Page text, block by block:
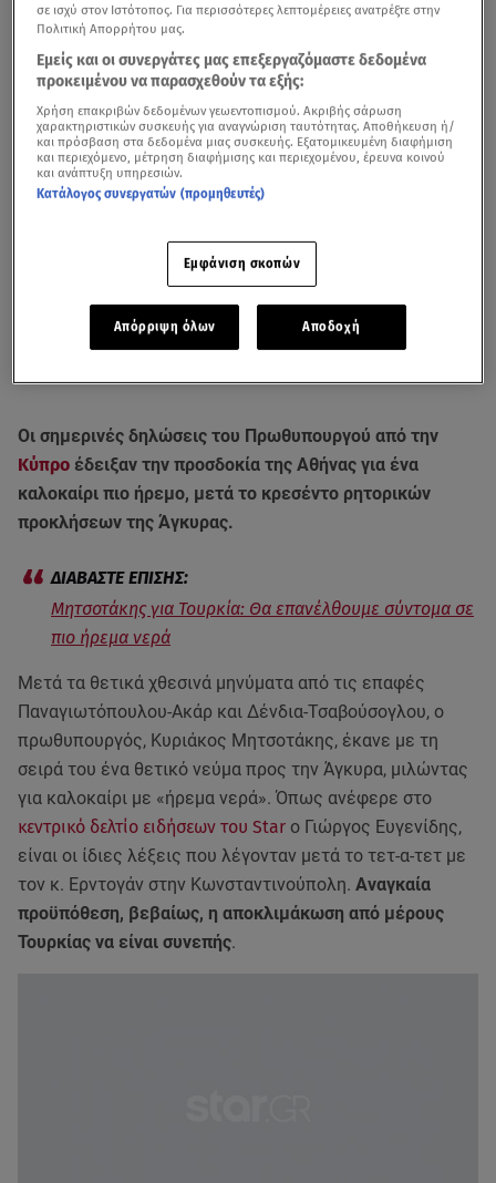
Οι σημερινές δηλώσεις του Πρωθυπουργού από την
Κύπρο έδειξαν την προσδοκία της Αθήνας για ένα
καλοκαίρι πιο ήρεμο, μετά το κρεσέντο ρητορικών
προκλήσεων της Άγκυρας.
Μητσοτάκης για Τουρκία: Θα επανέλθουμε σύντομα σε
πιο ήρεμα νερά
Μετά τα θετικά χθεσινά μηνύματα από τις επαφές
Παναγιωτόπουλου-Ακάρ και Δένδια-Τσαβούσογλου, ο
πρωθυπουργός, Κυριάκος Μητσοτάκης, έκανε με τη
σειρά του ένα θετικό νεύμα προς την Άγκυρα, μιλώντας
για καλοκαίρι με «ήρεμα νερά». Όπως ανέφερε στο
κεντρικό δελτίο ειδήσεων του Star ο Γιώργος Ευγενίδης,
είναι οι ίδιες λέξεις που λέγονταν μετά το τετ-α-τετ με
τον κ. Ερντογάν στην Κωνσταντινούπολη. Αναγκαία
προϋπόθεση, βεβαίως, η αποκλιμάκωση από μέρους
Τουρκίας να είναι συνεπής.
σε ισχύ στον Ιστότοπος. Για περισσότερες λεπτομέρειες ανατρέξτε στην
Πολιτική Απορρήτου μας.
Εμείς και οι συνεργάτες μας επεξεργαζόμαστε δεδομένα
προκειμένου να παρασχεθούν τα εξής:
Χρήση επακριβών δεδομένων γεωεντοπισμού. Ακριβής σάρωση
χαρακτηριστικών συσκευής για αναγνώριση ταυτότητας. Αποθήκευση ή/
και πρόσβαση στα δεδομένα μιας συσκευής. Εξατομικευμένη διαφήμιση
και περιεχόμενο, μέτρηση διαφήμισης και περιεχομένου, έρευνα κοινού
και ανάπτυξη υπηρεσιών.
Κατάλογος συνεργατών (προμηθευτές)
Εμφάνιση σκοπών
Απόρριψη όλων Αποδοχή